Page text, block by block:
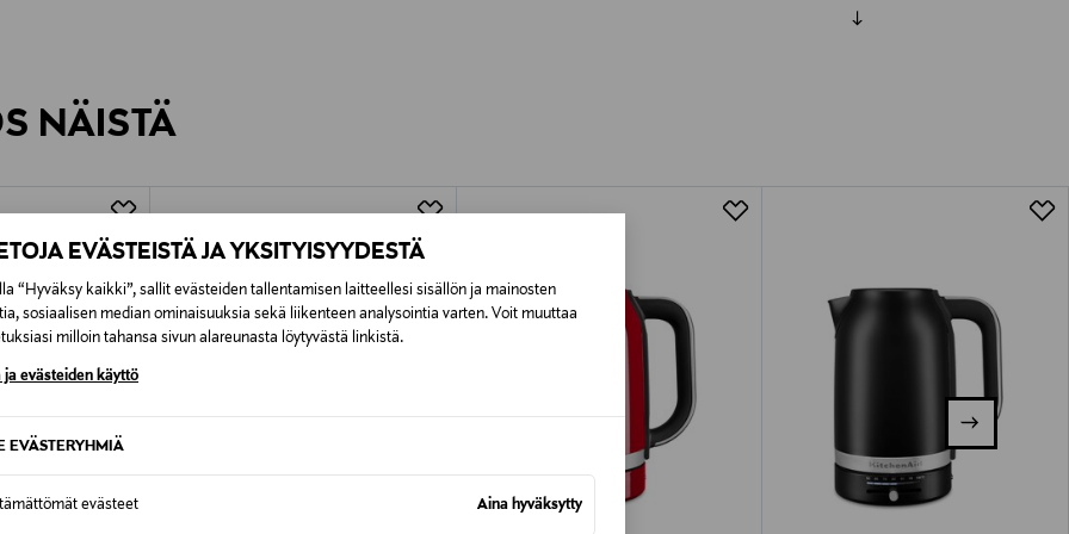
EVÄSTEISTÄ JA YKSITYISYYDESTÄ
“Hyväksy kaikki”, sallit evästeiden tallentamisen laitteellesi sisällön ja mainosten
sosiaalisen median ominaisuuksia sekä liikenteen analysointia varten. Voit muuttaa
milloin tahansa sivun alareunasta löytyvästä linkistä.
ja evästeiden käyttö
EVÄSTERYHMIÄ
evästeet Aina hyväksytty
Alk. 6,90 €, kun toimitus on saatavilla valittuun osoitteeseen.
NÄISTÄ